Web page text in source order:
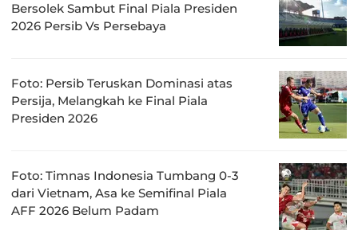
Bersolek Sambut Final Piala Presiden
2026 Persib Vs Persebaya
Foto: Persib Teruskan Dominasi atas
Persija, Melangkah ke Final Piala
Presiden 2026
Foto: Timnas Indonesia Tumbang 0-3
dari Vietnam, Asa ke Semifinal Piala
AFF 2026 Belum Padam